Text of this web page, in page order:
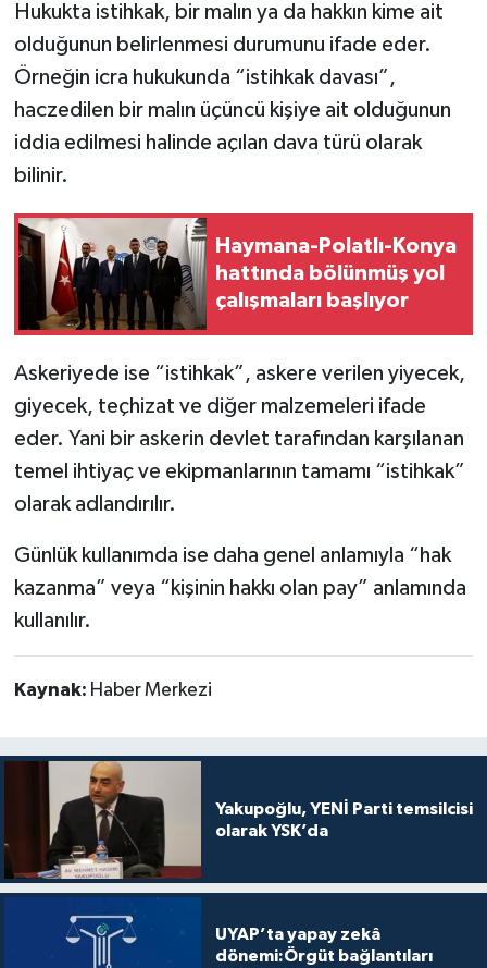
Hukukta istihkak, bir malın ya da hakkın kime ait
olduğunun belirlenmesi durumunu ifade eder.
Örneğin icra hukukunda “istihkak davası”,
haczedilen bir malın üçüncü kişiye ait olduğunun
iddia edilmesi halinde açılan dava türü olarak
bilinir.
Haymana-Polatlı-Konya
hattında bölünmüş yol
çalışmaları başlıyor
Askeriyede ise “istihkak”, askere verilen yiyecek,
giyecek, teçhizat ve diğer malzemeleri ifade
eder. Yani bir askerin devlet tarafından karşılanan
temel ihtiyaç ve ekipmanlarının tamamı “istihkak”
olarak adlandırılır.
Günlük kullanımda ise daha genel anlamıyla “hak
kazanma” veya “kişinin hakkı olan pay” anlamında
kullanılır.
Kaynak: Haber Merkezi
Yakupoğlu, YENİ Parti temsilcisi
olarak YSK’da
UYAP’ta yapay zekâ
dönemi:Örgüt bağlantıları